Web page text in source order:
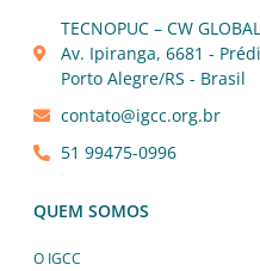
TECNOPUC – CW GLOBAL
Av. Ipiranga, 6681 -
Porto Alegre/RS - Brasil
contato@igcc.org.br
51 99475-0996
QUEM SOMOS
O IGCC